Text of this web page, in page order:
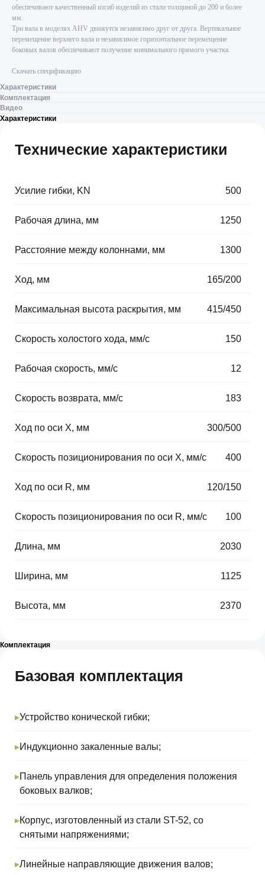
обеспечивают качественный изгиб изделий из стали толщиной до 200 и более
мм.
Три вала в моделях AHV движутся независимо друг от друга. Вертикальное
перемещение верхнего вала и независимое горизонтальное перемещение
боковых валов обеспечивают получение минимального прямого участка.
Скачать спецификацию
Характеристики
Комплектация
Видео
Характеристики
Технические характеристики
Усилие гибки, KN 500
Рабочая длина, мм 1250
Расстояние между колоннами, мм 1300
Ход, мм 165/200
Максимальная высота раскрытия, мм 415/450
Скорость холостого хода, мм/с 150
Рабочая скорость, мм/с 12
Скорость возврата, мм/с 183
Ход по оси X, мм 300/500
Скорость позиционирования по оси X, мм/с 400
Ход по оси R, мм 120/150
Cкорость позиционирования по оси R, мм/с 100
Длина, мм 2030
Ширина, мм 1125
Высота, мм 2370
Комплектация
Базовая комплектация
▸Устройство конической гибки;
▸Индукционно закаленные валы;
▸Панель управления для определения положения
боковых валков;
▸Корпус, изготовленный из стали ST-52, со
снятыми напряжениями;
▸Линейные направляющие движения валов;
Не нашли
подходящий
товар или нужна
специалиста?
Оставьте заявку
и мы проконсультируем
для вас станок